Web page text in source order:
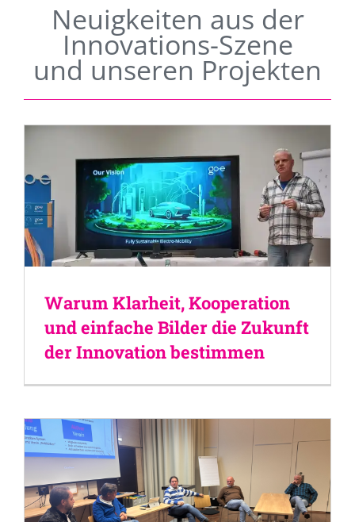
Neuigkeiten aus der
Innovations-Szene
und unseren Projekten
Warum Klarheit, Kooperation
und einfache Bilder die Zukunft
der Innovation bestimmen